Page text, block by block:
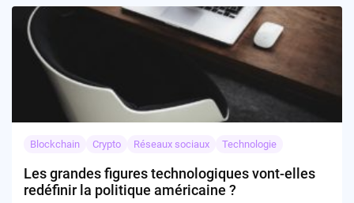
Blockchain Crypto Réseaux sociaux Technologie
Les grandes figures technologiques vont-elles
redéfinir la politique américaine ?